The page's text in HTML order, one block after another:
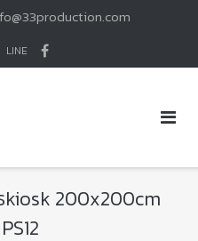
LINE
200x200cm